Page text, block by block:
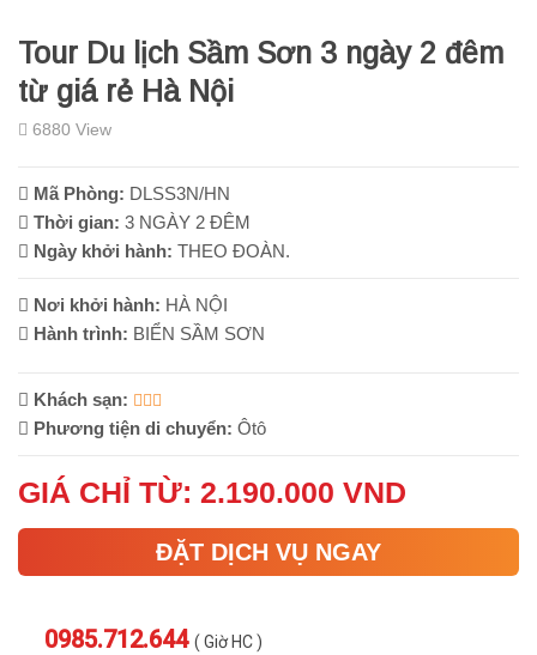
Tour Du lịch Sầm Sơn 3 ngày 2 đêm
từ giá rẻ Hà Nội
6880 View
Mã Phòng: DLSS3N/HN
Thời gian: 3 NGÀY 2 ĐÊM
Ngày khởi hành: THEO ĐOÀN.
Nơi khởi hành: HÀ NỘI
Hành trình: BIỂN SẦM SƠN
Khách sạn:
Phương tiện di chuyển: Ôtô
GIÁ CHỈ TỪ: 2.190.000 VND
ĐẶT DỊCH VỤ NGAY
0985.712.644 ( Giờ HC )